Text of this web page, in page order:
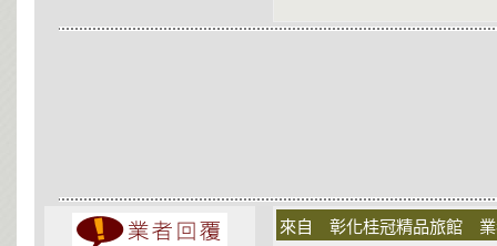
來自 彰化桂冠精品旅館